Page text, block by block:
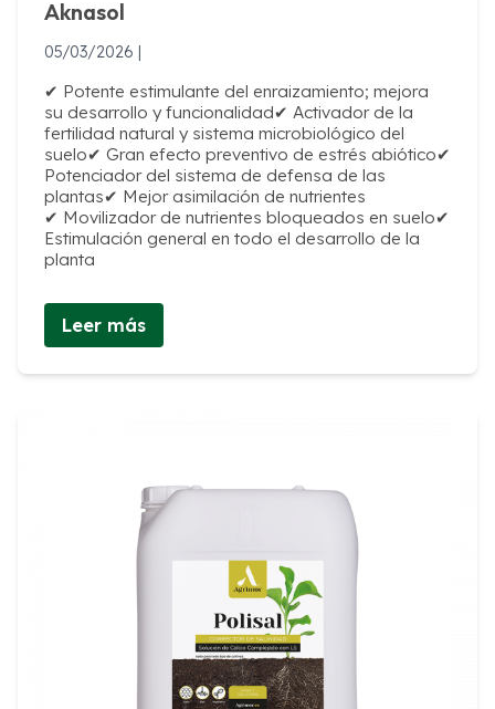
Aknasol
05/03/2026 |
✔ Potente estimulante del enraizamiento; mejora
su desarrollo y funcionalidad✔ Activador de la
fertilidad natural y sistema microbiológico del
suelo✔ Gran efecto preventivo de estrés abiótico✔
Potenciador del sistema de defensa de las
plantas✔ Mejor asimilación de nutrientes
✔ Movilizador de nutrientes bloqueados en suelo✔
Estimulación general en todo el desarrollo de la
planta
Leer más